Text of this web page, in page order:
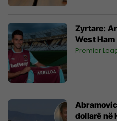
Zyrtare:
West Ham
Premier
dollarë në